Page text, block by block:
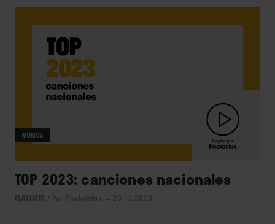
MÚSICA
TOP 2023: canciones nacionales
PLAYLISTS Por Rockdelux → 20.12.2023